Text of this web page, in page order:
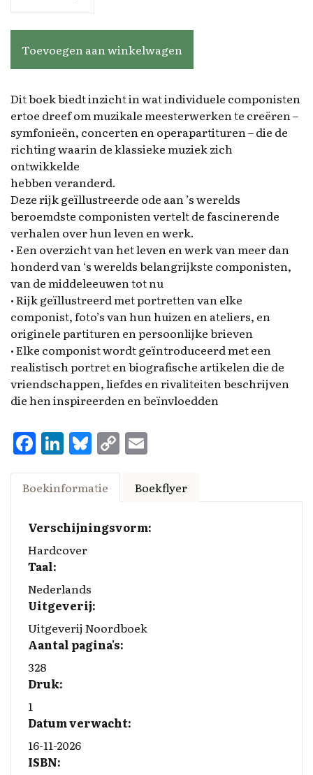
Toevoegen aan winkelwagen
Dit boek biedt inzicht in wat individuele componisten
ertoe dreef om muzikale meesterwerken te creëren –
symfonieën, concerten en operapartituren – die de
richting waarin de klassieke muziek zich
ontwikkelde
hebben veranderd.
Deze rijk geïllustreerde ode aan ’s werelds
beroemdste componisten vertelt de fascinerende
verhalen over hun leven en werk.
• Een overzicht van het leven en werk van meer dan
honderd van ‘s werelds belangrijkste componisten,
van de middeleeuwen tot nu
• Rijk geïllustreerd met portretten van elke
componist, foto’s van hun huizen en ateliers, en
originele partituren en persoonlijke brieven
• Elke componist wordt geïntroduceerd met een
realistisch portret en biografische artikelen die de
vriendschappen, liefdes en rivaliteiten beschrijven
die hen inspireerden en beïnvloedden
F
a
ce
o
o
k
Li
n
k
d
I
n
Bl
u
es
y
C
o
y
Li
ai
Boekinformatie Boekflyer
Verschijningsvorm:
Hardcover
Taal:
Nederlands
Uitgeverij:
Uitgeverij Noordboek
Aantal pagina's:
328
Druk:
1
Datum verwacht:
16-11-2026
ISBN: